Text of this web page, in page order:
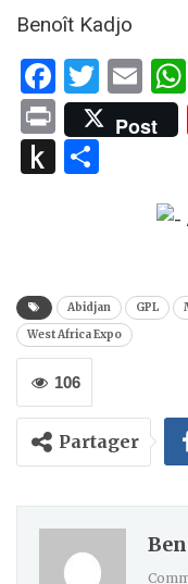
Benoît Kadjo
Facebook
PrintPost
Push
Abidjan GPL
West Africa Expo
106
Partager